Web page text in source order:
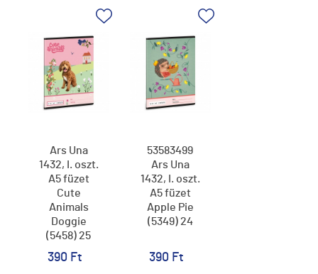
Ars Una
1432, I. oszt.
A5 füzet
Cute
Animals
Doggie
(5458) 25
390 Ft
53583499
Ars Una
1432, I. oszt.
A5 füzet
Apple Pie
(5349) 24
390 Ft